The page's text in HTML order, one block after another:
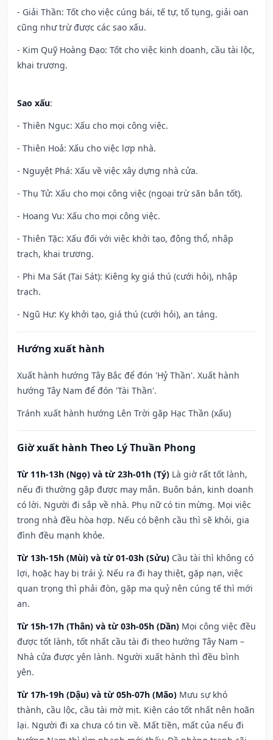
- Giải Thần: Tốt cho việc cúng bái, tế tự, tố tụng, giải oan
cũng như trừ được các sao xấu.
- Kim Quỹ Hoàng Đạo: Tốt cho việc kinh doanh, cầu tài lộc,
khai trương.
Sao xấu:
- Thiên Ngục: Xấu cho mọi công việc.
- Thiên Hoả: Xấu cho việc lợp nhà.
- Nguyệt Phá: Xấu về việc xây dựng nhà cửa.
- Thụ Tử: Xấu cho mọi công việc (ngoại trừ săn bắn tốt).
- Hoang Vu: Xấu cho mọi công việc.
- Thiên Tặc: Xấu đối với việc khởi tạo, động thổ, nhập
trạch, khai trương.
- Phi Ma Sát (Tai Sát): Kiêng kỵ giá thú (cưới hỏi), nhập
trạch.
- Ngũ Hư: Kỵ khởi tạo, giá thú (cưới hỏi), an táng.
Hướng xuất hành
Xuất hành hướng Tây Bắc để đón 'Hỷ Thần'. Xuất hành
hướng Tây Nam để đón 'Tài Thần'.
Tránh xuất hành hướng Lên Trời gặp Hạc Thần (xấu)
Giờ xuất hành Theo Lý Thuần Phong
Từ 11h-13h (Ngọ) và từ 23h-01h (Tý) Là giờ rất tốt lành,
nếu đi thường gặp được may mắn. Buôn bán, kinh doanh
có lời. Người đi sắp về nhà. Phụ nữ có tin mừng. Mọi việc
trong nhà đều hòa hợp. Nếu có bệnh cầu thì sẽ khỏi, gia
đình đều mạnh khỏe.
Từ 13h-15h (Mùi) và từ 01-03h (Sửu) Cầu tài thì không có
lợi, hoặc hay bị trái ý. Nếu ra đi hay thiệt, gặp nạn, việc
quan trọng thì phải đòn, gặp ma quỷ nên cúng tế thì mới
an.
Từ 15h-17h (Thân) và từ 03h-05h (Dần) Mọi công việc đều
được tốt lành, tốt nhất cầu tài đi theo hướng Tây Nam –
Nhà cửa được yên lành. Người xuất hành thì đều bình
yên.
Từ 17h-19h (Dậu) và từ 05h-07h (Mão) Mưu sự khó
thành, cầu lộc, cầu tài mờ mịt. Kiện cáo tốt nhất nên hoãn
lại. Người đi xa chưa có tin về. Mất tiền, mất của nếu đi